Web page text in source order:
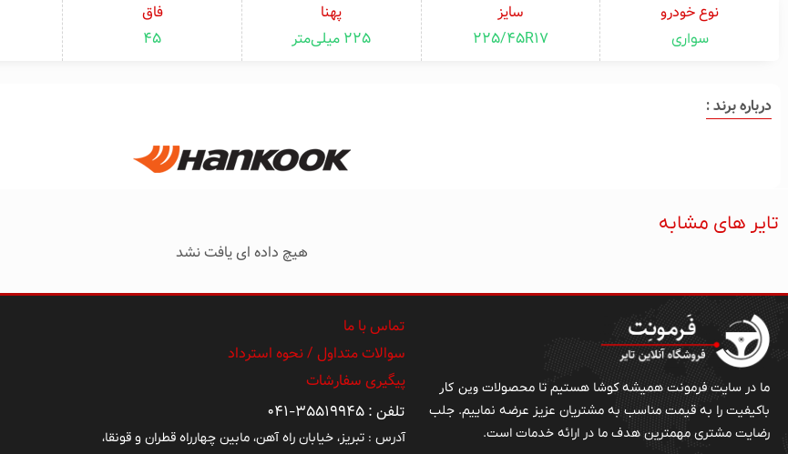
نوع خودرو
سواری
سایز
225/45R17
پهنا
۲۲۵ میلی‌متر
فاق
۴۵
درباره برند :
تایر های مشابه
هیچ داده ای یافت نشد
ما در سایت فرمونت همیشه کوشا هستیم تا محصولات وین کار
باکیفیت را به قیمت مناسب به مشتریان عزیز عرضه نماییم. جلب
رضایت مشتری مهمترین هدف ما در ارائه خدمات است.
تماس با ما
سوالات متداول / نحوه استرداد
پیگیری سفارشات
تلفن : ۳۵۵۱۹۹۴۵-۰۴۱
آدرس : تبریز، خیابان راه آهن، مابین چهارراه قطران و قونقا،